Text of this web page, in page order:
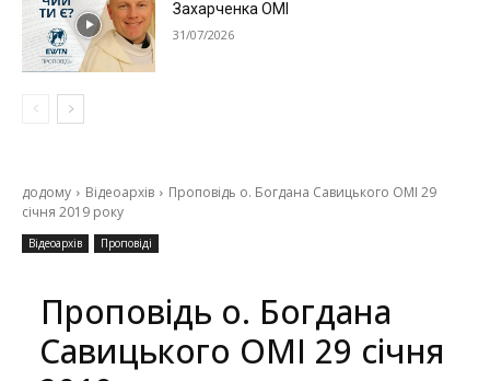
Захарченка ОМІ
31/07/2026